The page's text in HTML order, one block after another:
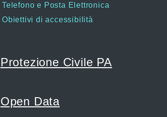
Telefono e Posta Elettronica
Obiettivi di accessibilità
Protezione Civile PA
Open Data